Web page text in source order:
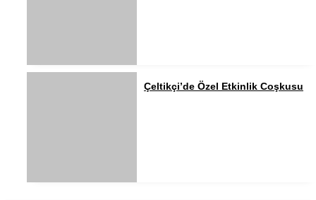
Çeltikçi’de Özel Etkinlik Coşkusu